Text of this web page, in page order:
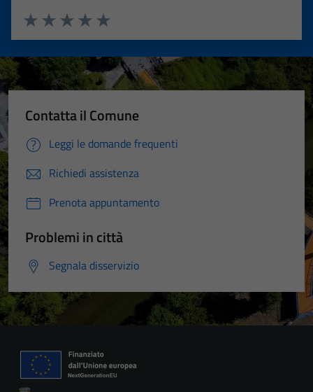
Valuta 5 stelle su 5
Valuta 4 stelle su 5
Valuta 3 stelle su 5
Valuta 2 stelle su 5
Valuta 1 stelle su 5
Contatta il Comune
Leggi le domande frequenti
Richiedi assistenza
Prenota appuntamento
Problemi in città
Segnala disservizio